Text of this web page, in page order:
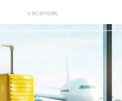
vacances